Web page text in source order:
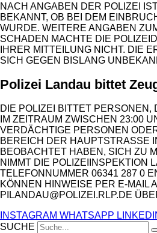
NACH ANGABEN DER POLIZEI
BEKANNT, OB BEI DEM
WURDE. WEITERE ANGABEN
SCHADEN MACHTE DIE
IHRER MITTEILUNG NICHT. DIE
SICH GEGEN BISLANG
Polizei Landau bittet
DIE POLIZEI BITTET PERSONEN,
IM ZEITRAUM ZWISCHEN 23:00
VERDÄCHTIGE PERSONEN
BEREICH DER HAUPTSTRASSE
EOBACHTET HABEN, SICH ZU
IMMT DIE POLIZEIINSPEKTION
ELEFONNUMMER 06341 287 0
ÖNNEN HINWEISE PER E-MAIL AN
ILANDAU@POLIZEI.RLP.DE
INSTAGRAM WHATSAPP
SUCHE